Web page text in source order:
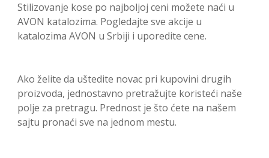
Stilizovanje kose po najboljoj ceni možete naći u
AVON katalozima. Pogledajte sve akcije u
katalozima AVON u Srbiji i uporedite cene.
Ako želite da uštedite novac pri kupovini drugih
proizvoda, jednostavno pretražujte koristeći naše
polje za pretragu. Prednost je što ćete na našem
sajtu pronaći sve na jednom mestu.